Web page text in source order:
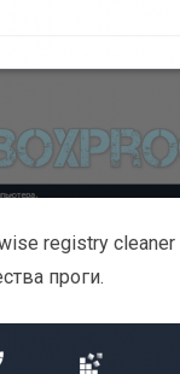
registry cleaner
проги.